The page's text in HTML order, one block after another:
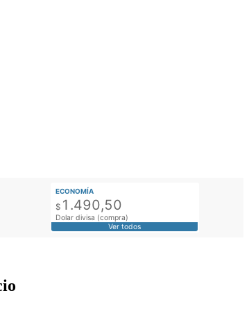
ECONOMÍA
$ 1.490,50
Dolar divisa (compra)
Ver todos